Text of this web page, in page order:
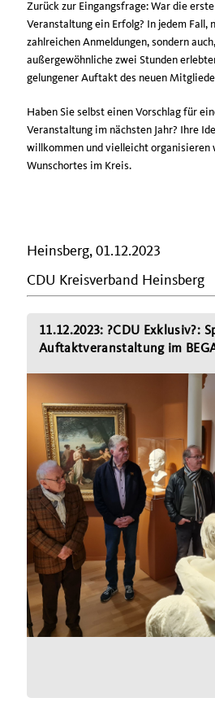
Zurück zur Eingangsfrage: War die
Veranstaltung ein Erfolg? In jedem Fall,
zahlreichen Anmeldungen, sondern
außergewöhnliche zwei Stunden
gelungener Auftakt des neuen
Haben Sie selbst einen Vorschlag für
Veranstaltung im nächsten Jahr? Ihre
willkommen und vielleicht organisieren
Wunschortes im Kreis.
Heinsberg, 01.12.2023
CDU Kreisverband Heinsberg
11.12.2023: ?CDU Exklusiv?:
Auftaktveranstaltung im